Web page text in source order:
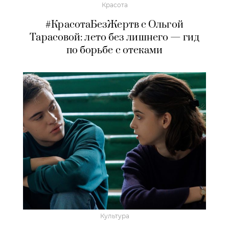
Красота
#КрасотаБезЖертв с Ольгой
Тарасовой: лето без лишнего — гид
по борьбе с отеками
Культура